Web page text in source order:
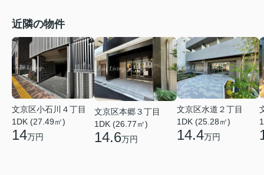
近隣の物件
文京区小石川４丁目
1DK (27.49㎡)
14万円
文京区本郷３丁目
1DK (26.77㎡)
14.6万円
文京区水道２丁目
1DK (25.28㎡)
14.4万円